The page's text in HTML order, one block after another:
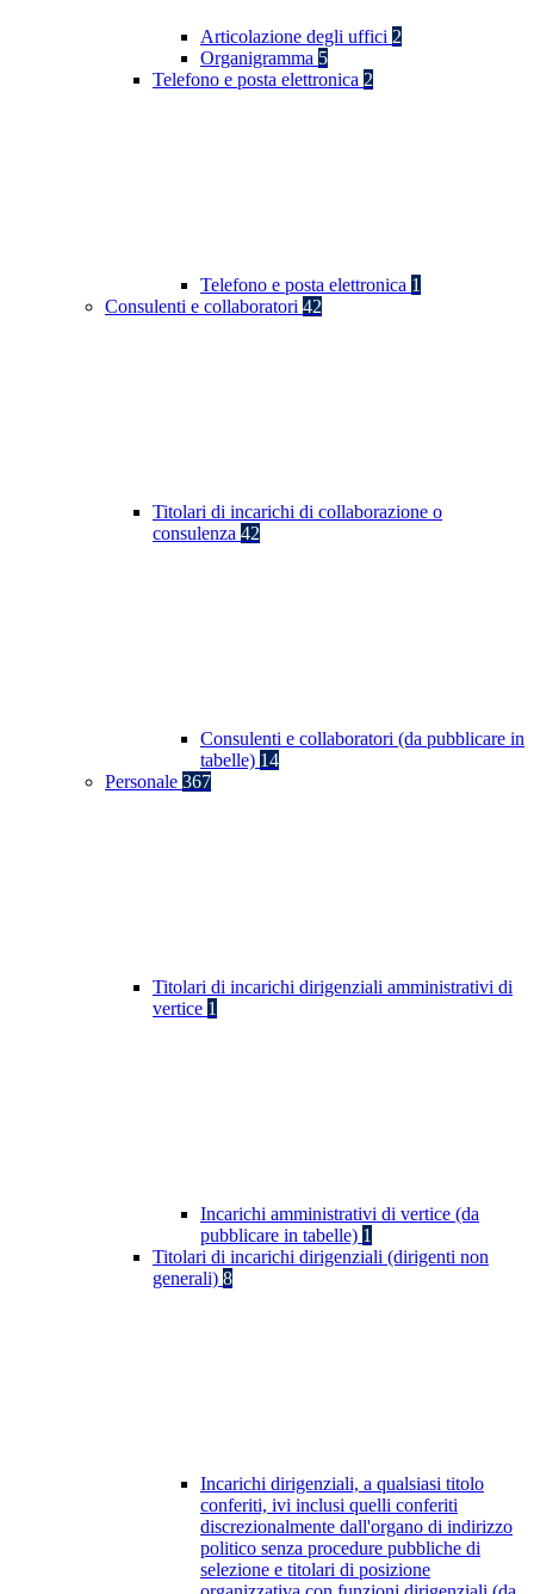
Articolazione degli uffici 2
Organigramma 5
Telefono e posta elettronica 2
Telefono e posta elettronica 1
Consulenti e collaboratori 42
Titolari di incarichi di collaborazione o
consulenza 42
Consulenti e collaboratori (da pubblicare in
tabelle) 14
Personale 367
Titolari di incarichi dirigenziali amministrativi di
vertice 1
Incarichi amministrativi di vertice (da
pubblicare in tabelle) 1
Titolari di incarichi dirigenziali (dirigenti non
generali) 8
Incarichi dirigenziali, a qualsiasi titolo
conferiti, ivi inclusi quelli conferiti
discrezionalmente dall'organo di indirizzo
politico senza procedure pubbliche di
selezione e titolari di posizione